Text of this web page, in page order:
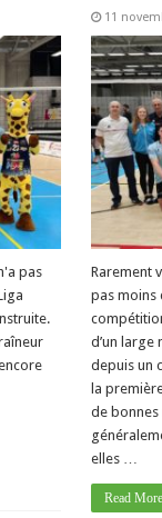
»
pas
11
Rarement
pas moins
d’un large
depuis un
la
de bonnes
elles …
Read